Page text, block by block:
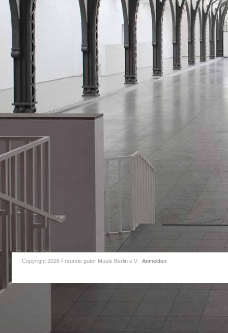
Copyright 2026 Freunde guter Musik Berlin e.V · Anmelden